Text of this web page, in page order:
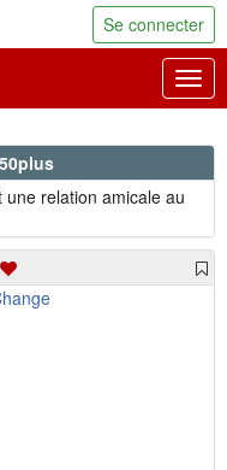
Se connecter
relation amicale au